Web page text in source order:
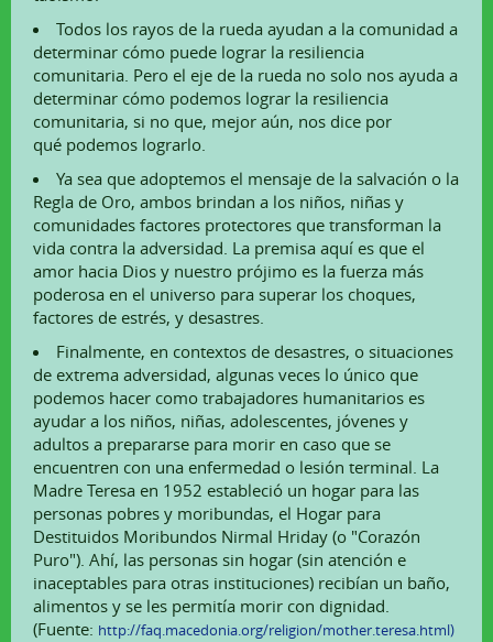
Todos los rayos de la rueda ayudan a la comunidad a
determinar cómo puede lograr la resiliencia
comunitaria. Pero el eje de la rueda no solo nos ayuda a
determinar cómo podemos lograr la resiliencia
comunitaria, si no que, mejor aún, nos dice por
qué podemos lograrlo.
Ya sea que adoptemos el mensaje de la salvación o la
Regla de Oro, ambos brindan a los niños, niñas y
comunidades factores protectores que transforman la
vida contra la adversidad. La premisa aquí es que el
amor hacia Dios y nuestro prójimo es la fuerza más
poderosa en el universo para superar los choques,
factores de estrés, y desastres.
Finalmente, en contextos de desastres, o situaciones
de extrema adversidad, algunas veces lo único que
podemos hacer como trabajadores humanitarios es
ayudar a los niños, niñas, adolescentes, jóvenes y
adultos a prepararse para morir en caso que se
encuentren con una enfermedad o lesión terminal. La
Madre Teresa en 1952 estableció un hogar para las
personas pobres y moribundas, el Hogar para
Destituidos Moribundos Nirmal Hriday (o "Corazón
Puro"). Ahí, las personas sin hogar (sin atención e
inaceptables para otras instituciones) recibían un baño,
alimentos y se les permitía morir con dignidad.
(Fuente: http://faq.macedonia.org/religion/mother.teresa.html)